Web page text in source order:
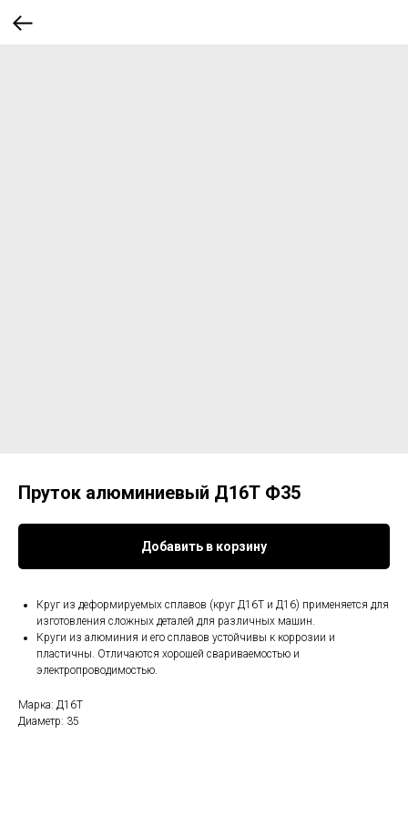
Пруток алюминиевый Д16Т Ф35
Добавить в корзину
Круг из деформируемых сплавов (круг Д16Т и Д16) применяется для
изготовления сложных деталей для различных машин.
Круги из алюминия и его сплавов устойчивы к коррозии и
пластичны. Отличаются хорошей свариваемостью и
электропроводимостью.
Марка: Д16Т
Диаметр: 35